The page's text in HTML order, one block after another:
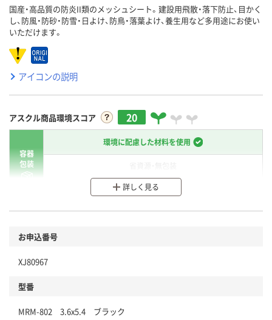
国産・高品質の防炎II類のメッシュシート。建設用飛散・落下防止、目かく
し、防風・防砂・防雪・日よけ、防鳥・落葉よけ、養生用など多用途にお使い
いただけます。
アイコンの説明
アスクル商品環境スコア 20
容器
包装
環境に配慮した材料を使用
分別・リサイクルしやすい設計
商品
本体
仕組
詳しく見る
お申込番号
XJ80967
型番
MRM-802 3.6x5.4 ブラック